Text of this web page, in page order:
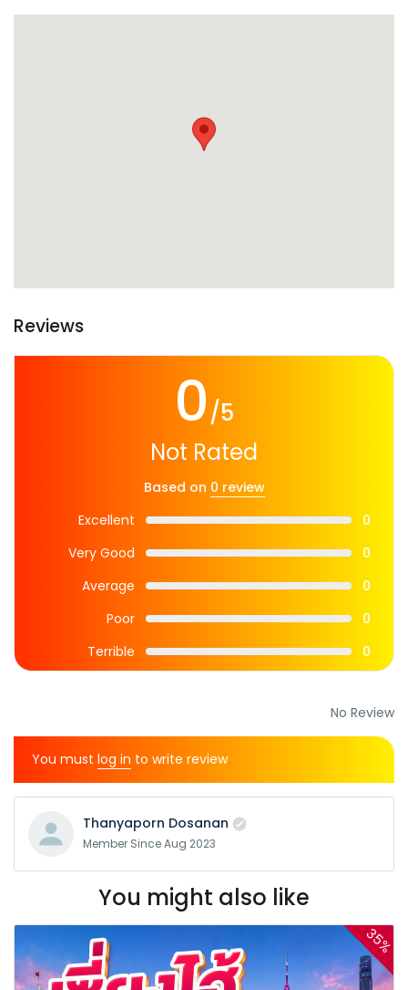
Reviews
0/5
Not Rated
Based on 0 review
Excellent
0
Very Good
0
Average
0
Poor
0
Terrible
0
No Review
You must log in to write review
Thanyaporn Dosanan
Member Since Aug 2023
You might also like
35%